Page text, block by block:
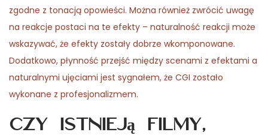
zgodne z tonacją opowieści. Można również zwrócić uwagę
na reakcje postaci na te efekty – naturalność reakcji może
wskazywać, że efekty zostały dobrze wkomponowane.
Dodatkowo, płynność przejść między scenami z efektami a
naturalnymi ujęciami jest sygnałem, że CGI zostało
wykonane z profesjonalizmem.
Czy istnieją filmy,